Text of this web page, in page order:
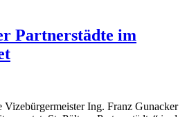
Partnerstädte im
Ing. Franz Gunacker